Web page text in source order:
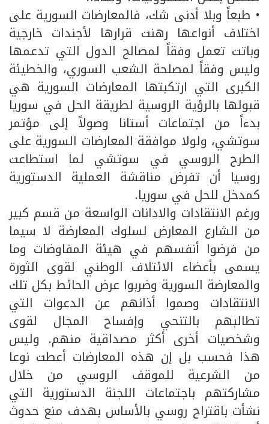
• طبعاً وبلا أدنى شك، فالمعارضات السورية على
اختلاف أنواعها رهنت قرارها لأجندات خارجية
وباتت تعمل وفقاً لمصالح الدول التي تدعمها
وليس وفقاً لمصلحة الشعب السوري، والخطيئة
الكبرى التي ارتكبتها المعارضات السورية هي
قبولها بالرؤية الروسية لطريقة الحل في سوريا
بدءاً من اجتماعات أستانا وصولاً إلى مؤتمر
سوتشي، ولولا موافقة المعارضات السورية على
الطرح الروسي في سوتشي لما استطاعت
روسيا أن تفرض مناقشة العملية الدستورية
كمدخل للحل في سوريا.
ورغم الانتقادات والادانات الواسعة من قسم كبير
من الشارع المعارض لسلوك المعارضة لا سيما
من فرضوا أنفسهم في هيئة المفاوضات وما
يسمى بأعضاء الائتلاف الوطني لقوى الثورة
والمعارضة السورية وضربوا عرض الحائط بكل تلك
الانتقادات وصموا أذانهم عن الدعوات التي
تطالبهم بالتنحي وإفساح المجال لقوى
وشخصيات أخرى أكثر مصداقية منهم. وليس
هذا فحسب بل إن هذه المعارضات أعطت نوعا
من الشرعية للموقف الروسي من خلال
مشاركتهم باجتماعات اللجنة الدستورية التي
نشأت باقتراح روسي بالأساس بهدف منع حدوث